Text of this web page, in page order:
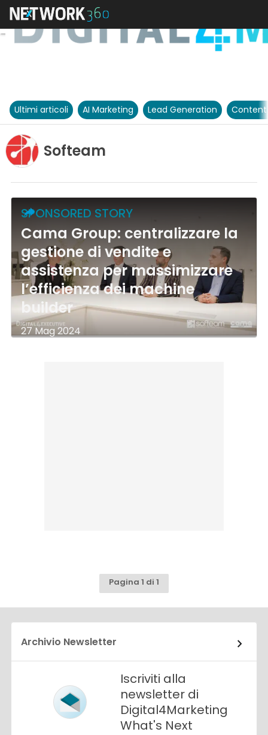
Ultimi articoli AI Marketing Lead Generation
Softeam
SPONSORED STORY
Cama Group: centralizzare la
gestione di vendite e
assistenza per massimizzare
l’efficienza dei machine
builder
27 Mag 2024
Pagina 1 di 1
Archivio Newsletter
Iscriviti alla
newsletter di
Digital4Marketing
What's Next